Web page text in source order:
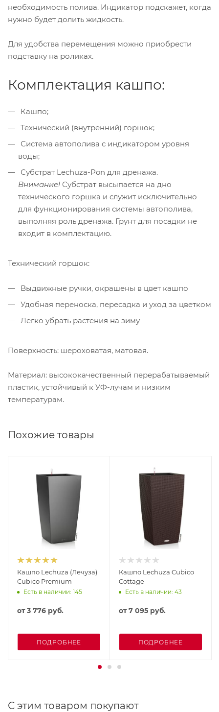
необходимость полива. Индикатор подскажет, когда
нужно будет долить жидкость.
Для удобства перемещения можно приобрести
подставку на роликах.
Комплектация кашпо:
Кашпо;
Технический (внутренний) горшок;
Система автополива с индикатором уровня
воды;
Субстрат Lechuza-Pon для дренажа.
Внимание! Субстрат высыпается на дно
технического горшка и служит исключительно
для функционирования системы автополива,
выполняя роль дренажа. Грунт для посадки не
входит в комплектацию.
Технический горшок:
Выдвижные ручки, окрашены в цвет кашпо
Удобная переноска, пересадка и уход за цветком
Легко убрать растения на зиму
Поверхность: шероховатая, матовая.
Материал: высококачественный перерабатываемый
пластик, устойчивый к УФ-лучам и низким
температурам.
Похожие товары
Кашпо Lechuza (Лечуза)
Cubico Premium
Есть в наличии: 145
от3 776 руб.
ПОДРОБНЕЕ
Кашпо Lechuza Cubico
Cottage
Есть в наличии: 43
от7 095 руб.
ПОДРОБНЕЕ
С этим товаром покупают